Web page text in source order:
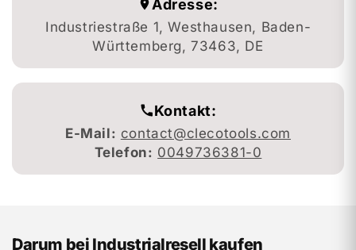
Adresse:
Industriestraße 1, Westhausen, Baden-
Württemberg, 73463, DE
Kontakt:
E-Mail: contact@clecotools.com
Telefon: 0049736381-0
Darum bei Industrialresell kaufen